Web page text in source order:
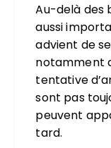
Au-delà des
aussi
advient de
notamment
tentative
sont pas
peuvent
tard.